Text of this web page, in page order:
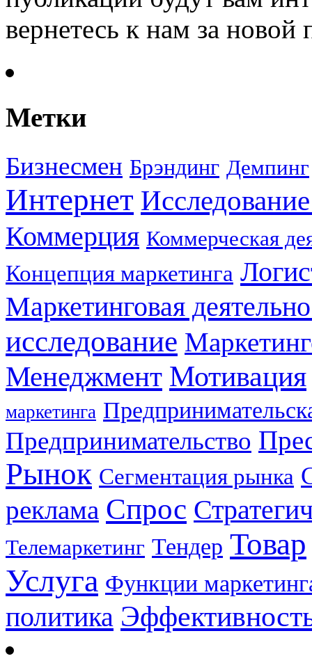
вернетесь к нам за
Метки
Бизнесмен Брэндинг Демпинг
Интернет
Коммерция Коммерческая
Концепция маркетинга
Маркетинговая
исследование
Менеджмент Мотивация
маркетинга
Предпринимательство
Рынок Сегментация рынка
реклама Спрос
Телемаркетинг Тендер Товар
Услуга Функции
политика